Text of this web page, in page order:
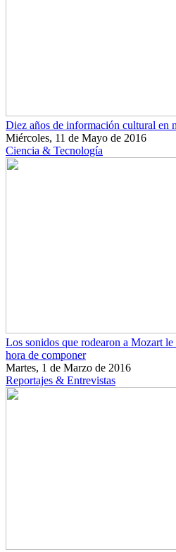
Diez años de información cultural en
Miércoles, 11 de Mayo de 2016
Ciencia & Tecnología
Los sonidos que rodearon a Mozart
hora de componer
Martes, 1 de Marzo de 2016
Reportajes & Entrevistas